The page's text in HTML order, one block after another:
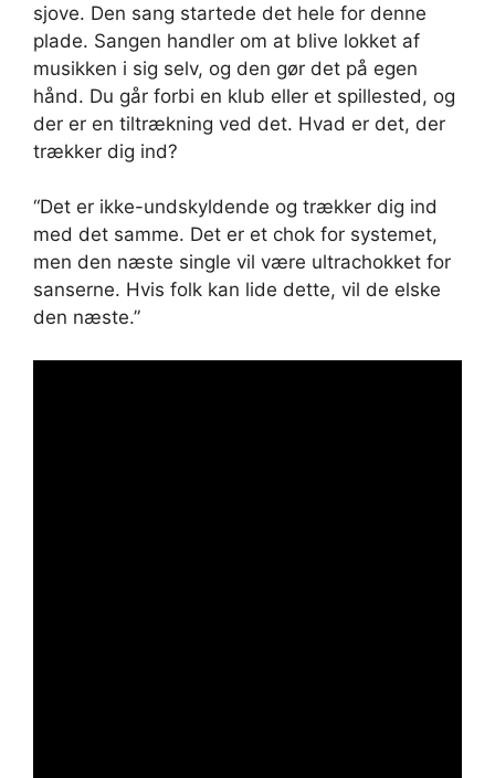
sjove. Den sang startede det hele for denne
plade. Sangen handler om at blive lokket af
musikken i sig selv, og den gør det på egen
hånd. Du går forbi en klub eller et spillested, og
der er en tiltrækning ved det. Hvad er det, der
trækker dig ind?
“Det er ikke-undskyldende og trækker dig ind
med det samme. Det er et chok for systemet,
men den næste single vil være ultrachokket for
sanserne. Hvis folk kan lide dette, vil de elske
den næste.”